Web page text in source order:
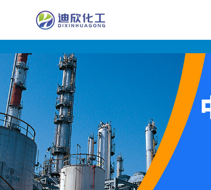
司
首
页
公
司
介